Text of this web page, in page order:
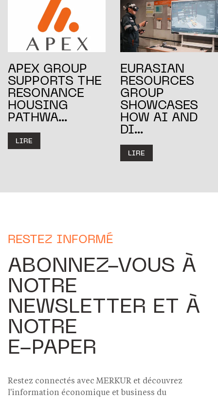
APEX GROUP
SUPPORTS THE
RESONANCE
HOUSING
PATHWA...
LIRE
EURASIAN
RESOURCES
GROUP
SHOWCASES
HOW AI AND
DI...
LIRE
RESTEZ INFORMÉ
ABONNEZ-VOUS À
NOTRE
NEWSLETTER ET À
NOTRE
E-PAPER
Restez connectés avec MERKUR et découvrez
l'information économique et business du